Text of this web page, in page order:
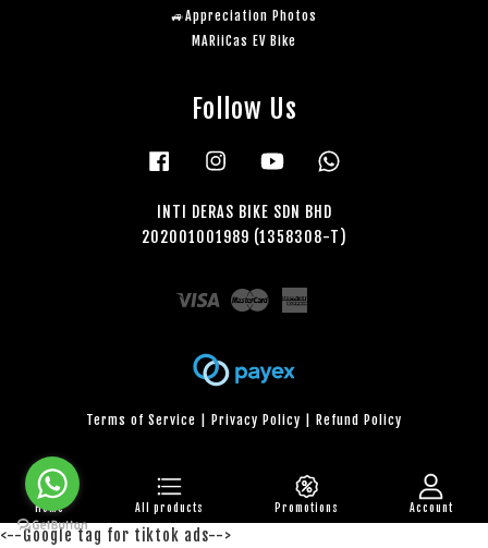
🚙Appreciation Photos
MARiiCas EV Bike
Follow Us
Facebook Instagram YouTube
INTI DERAS BIKE SDN BHD
202001001989 (1358308-T)
Visa Master
Terms of Service | Privacy Policy | Refund Policy
Home All products Promotions Account
<--Google tag for tiktok ads-->